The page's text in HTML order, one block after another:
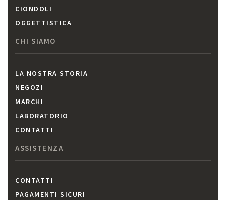
CIONDOLI
OGGETTISTICA
CHI SIAMO
LA NOSTRA STORIA
NEGOZI
MARCHI
LABORATORIO
CONTATTI
ASSISTENZA
CONTATTI
PAGAMENTI SICURI